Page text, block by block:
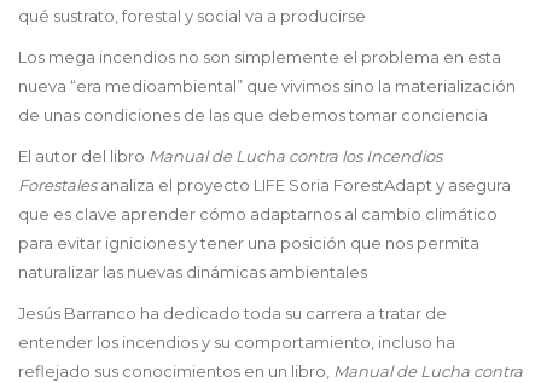
qué sustrato, forestal y social va a producirse
Los mega incendios no son simplemente el problema en esta
nueva “era medioambiental” que vivimos sino la materialización
de unas condiciones de las que debemos tomar conciencia
El autor del libro Manual de Lucha contra los Incendios
Forestalesanaliza el proyecto LIFE Soria ForestAdapt y asegura
que es clave aprender cómo adaptarnos al cambio climático
para evitar igniciones y tener una posición que nos permita
naturalizar las nuevas dinámicas ambientales
Jesús Barranco ha dedicado toda su carrera a tratar de
entender los incendios y su comportamiento, incluso ha
reflejado sus conocimientos en un libro, Manual de Lucha contra